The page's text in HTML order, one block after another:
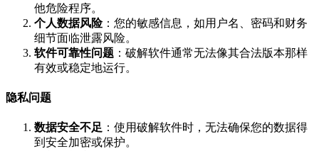
他危险程序。
个人数据风险：您的敏感信息，如用户名、密码和财务
细节面临泄露风险。
软件可靠性问题 ：破解软件通常无法像其合法版本那样
有效或稳定地运行。
隐私问题
数据安全不足 ：使用破解软件时，无法确保您的数据得
到安全加密或保护。